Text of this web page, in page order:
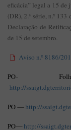
eficácia” legal a 15
(DR), 2.ª série, n.º
Declaração de
de 15 de setembro.
Aviso n.º 8186/
PO-
http://
PO —http://
PO—http://